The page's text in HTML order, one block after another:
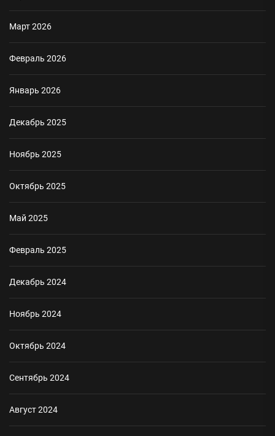
Март 2026
Февраль 2026
Январь 2026
Декабрь 2025
Ноябрь 2025
Октябрь 2025
Май 2025
Февраль 2025
Декабрь 2024
Ноябрь 2024
Октябрь 2024
Сентябрь 2024
Август 2024